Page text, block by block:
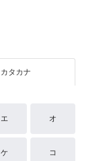
カタカナ
エ オ
ケ コ